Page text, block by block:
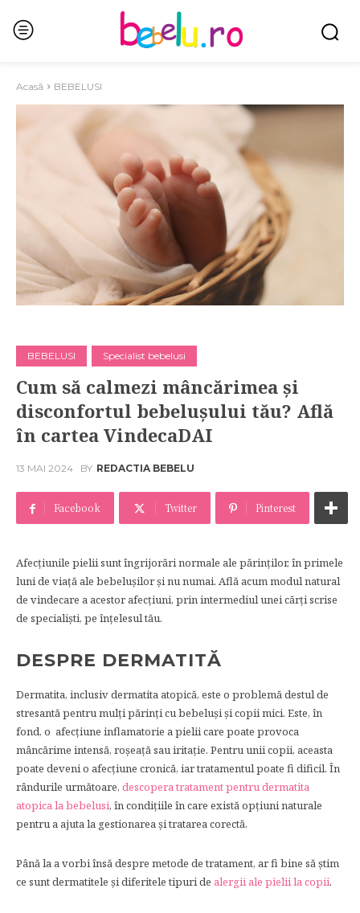
Acasă BEBELUSI
BEBELUSI Specialist bebelusi
Cum să calmezi mâncărimea și
disconfortul bebelușului tău? Află
în cartea VindecaDAI
13 MAI 2024 BY REDACTIA BEBELU
Facebook Twitter Pinterest
Afecțiunile pielii sunt îngrijorări normale ale părinților, în primele
luni de viață ale bebelușilor și nu numai. Află acum modul natural
de vindecare a acestor afecțiuni, prin intermediul unei cărți scrise
de specialiști, pe înțelesul tău.
DESPRE DERMATITĂ
Dermatita, inclusiv dermatita atopică, este o problemă destul de
stresantă pentru mulți părinți cu bebeluși și copii mici. Este, în
fond, o afecțiune inflamatorie a pielii care poate provoca
mâncărime intensă, roșeață sau iritație. Pentru unii copii, aceasta
poate deveni o afecțiune cronică, iar tratamentul poate fi dificil. În
rândurile următoare, descopera tratament pentru dermatita
atopica la bebelusi, în condițiile în care există opțiuni naturale
pentru a ajuta la gestionarea și tratarea corectă.
Până la a vorbi însă despre metode de tratament, ar fi bine să știm
ce sunt dermatitele și diferitele tipuri de alergii ale pielii la copii.